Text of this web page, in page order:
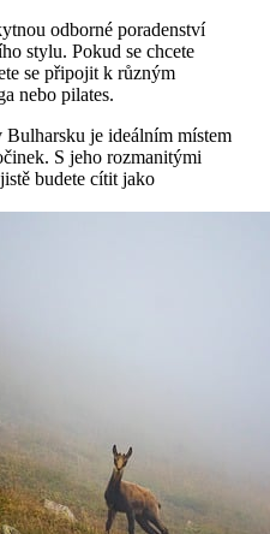
odborné poradenství
stylu. Pokud se chcete
se připojit k různým
nebo pilates.
je ideálním místem
S jeho rozmanitými
budete cítit jako